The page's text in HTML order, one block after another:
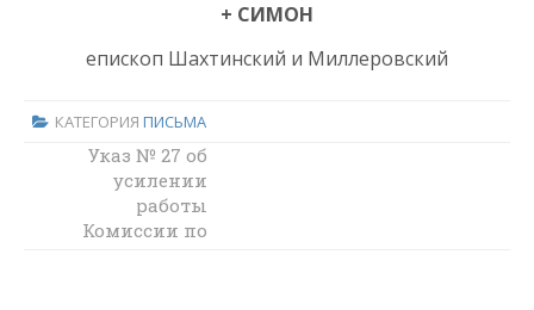
+ СИМОН
епископ Шахтинский и Миллеровский
КАТЕГОРИЯ ПИСЬМА
Циркулярное
письмо № 106 «О
проведении
Крестного хода
Указ № 27 об
усилении
работы
Комиссии по